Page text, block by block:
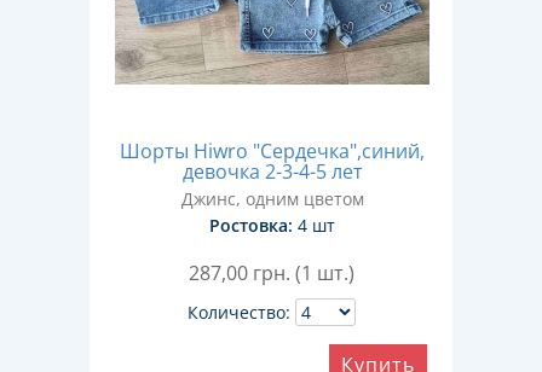
Шорты Hiwro "Сердечка",синий,
девочка 2-3-4-5 лет
Джинс, одним цветом
Ростовка: 4 шт
287,00 грн. (1 шт.)
Количество:
Купить